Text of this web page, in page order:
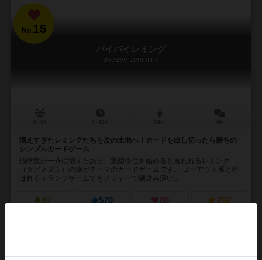
No.15
バイバイレミング
ByeBye Lemming
増えすぎたレミングたちを次の土地へ！カードを出し切ったら勝ちの
シンプルカードゲーム
個体数が一斉に増えたあと、集団移住を始めると言われるレミング
（タビネズミ）の旅がテーマのカードゲームです。 ゴーアウト系と呼
ばれるトランプゲームでもメジャーで馴染み深い...
87 570 80 292